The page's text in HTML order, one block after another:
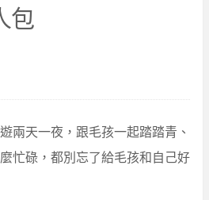
包
兩天一夜，跟毛孩一起踏踏青、
忙碌，都別忘了給毛孩和自己好